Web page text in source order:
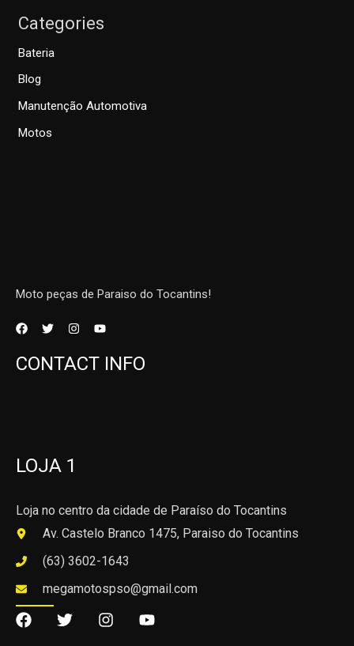
Categories
Bateria
Blog
Manutenção Automotiva
Motos
Moto peças de Paraiso do Tocantins!
CONTACT INFO
LOJA 1
Loja no centro da cidade de Paraíso do Tocantins
Av. Castelo Branco 1475, Paraiso do Tocantins
(63) 3602-1643
megamotospso@gmail.com